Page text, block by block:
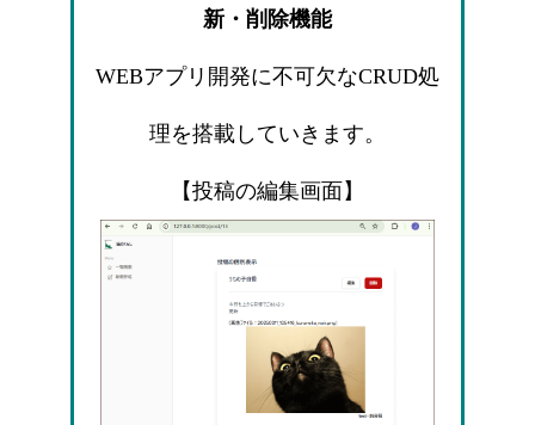
新・削除機能
WEBアプリ開発に不可欠なCRUD処
理を搭載していきます。
【投稿の編集画面】